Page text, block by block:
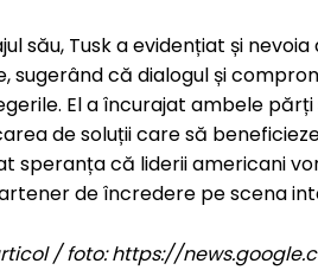
său, Tusk a evidențiat și
sugerând că dialogul și
El a încurajat ambele
de soluții care să
speranța că liderii americani
de încredere pe scena
/ foto: https://